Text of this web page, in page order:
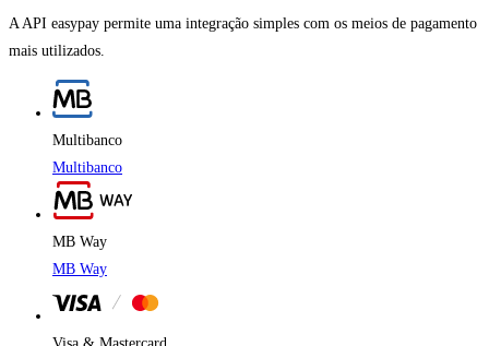
A API easypay permite uma integração simples com os meios de pagamento
mais utilizados.
Multibanco
Multibanco
MB Way
MB Way